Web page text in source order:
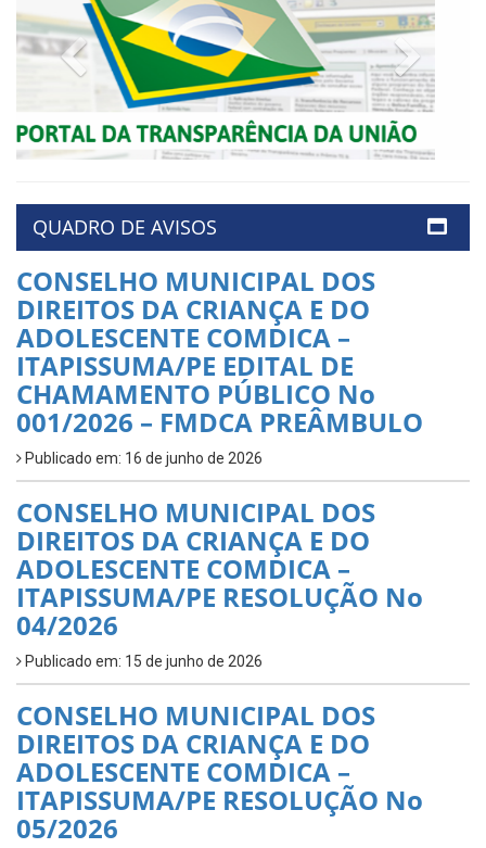
Previous
QUADRO DE AVISOS
CONSELHO MUNICIPAL DOS
DIREITOS DA CRIANÇA E DO
ADOLESCENTE COMDICA –
ITAPISSUMA/PE EDITAL DE
CHAMAMENTO PÚBLICO No
001/2026 – FMDCA PREÂMBULO
Publicado em: 16 de junho de 2026
CONSELHO MUNICIPAL DOS
DIREITOS DA CRIANÇA E DO
ADOLESCENTE COMDICA –
ITAPISSUMA/PE RESOLUÇÃO No
04/2026
Publicado em: 15 de junho de 2026
CONSELHO MUNICIPAL DOS
DIREITOS DA CRIANÇA E DO
ADOLESCENTE COMDICA –
ITAPISSUMA/PE RESOLUÇÃO No
05/2026